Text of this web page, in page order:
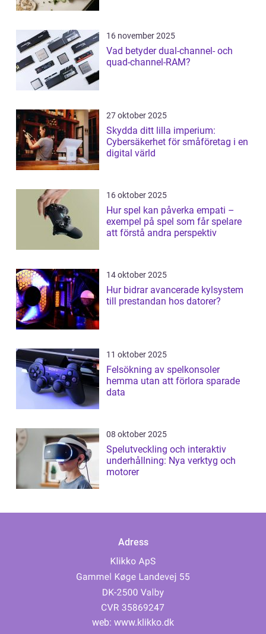
16 november 2025
Vad betyder dual-channel- och
quad-channel-RAM?
27 oktober 2025
Skydda ditt lilla imperium:
Cybersäkerhet för småföretag i en
digital värld
16 oktober 2025
Hur spel kan påverka empati –
exempel på spel som får spelare
att förstå andra perspektiv
14 oktober 2025
Hur bidrar avancerade kylsystem
till prestandan hos datorer?
11 oktober 2025
Felsökning av spelkonsoler
hemma utan att förlora sparade
data
08 oktober 2025
Spelutveckling och interaktiv
underhållning: Nya verktyg och
motorer
Adress
web: www.klikko.dk